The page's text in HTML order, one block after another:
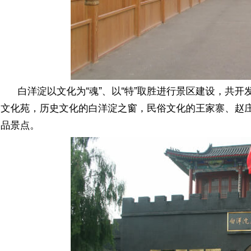
白洋淀以文化为“魂”、以“特”取胜进行景区建设，共
文化苑，历史文化的白洋淀之窗，民俗文化的王家寨、
品景点。